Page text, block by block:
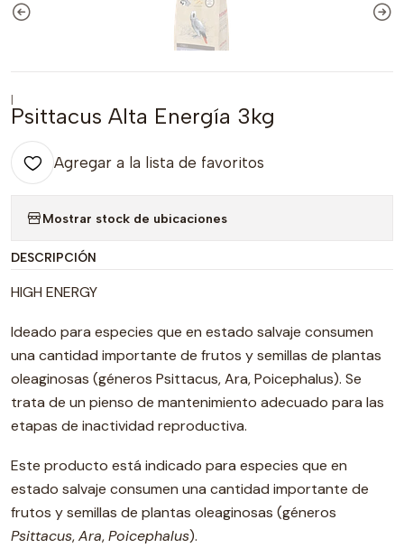
|
Psittacus Alta Energía 3kg
Agregar a la lista de favoritos
Mostrar stock de ubicaciones
DESCRIPCIÓN
HIGH ENERGY
Ideado para especies que en estado salvaje consumen
una cantidad importante de frutos y semillas de plantas
oleaginosas (géneros Psittacus, Ara, Poicephalus). Se
trata de un pienso de mantenimiento adecuado para las
etapas de inactividad reproductiva.
Este producto está indicado para especies que en
estado salvaje consumen una cantidad importante de
frutos y semillas de plantas oleaginosas (géneros
Psittacus,Ara,Poicephalus).